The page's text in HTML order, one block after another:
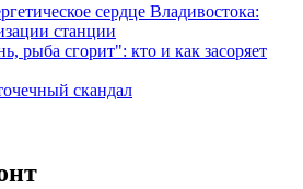
сердце Владивостока:
станции
рыба сгорит": кто и как засоряет
скандал